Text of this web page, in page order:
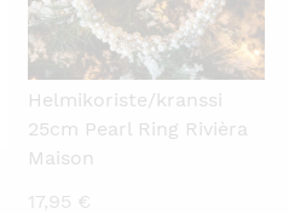
Helmikoriste/kranssi
25cm Pearl Ring Rivièra
Maison
17,95 €